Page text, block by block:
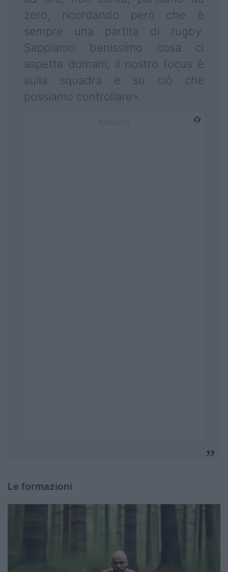
zero, ricordando però che è
sempre una partita di rugby.
Sappiamo benissimo cosa ci
aspetta domani, il nostro focus è
sulla squadra e su ciò che
possiamo controllare».
Le formazioni